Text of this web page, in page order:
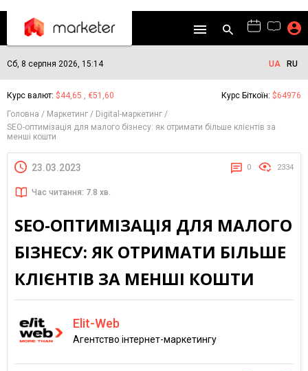
Сб, 8 серпня 2026, 15:14 UA RU
Курс валют: $44,65 , €51,60 Курс Біткоїн: $64976
Головна
Маркетинг
Digital-маркетинг
SEO-оптимізація для малого бізнесу: як отримати більше клієнтів за
менші кошти
23.03.2023 0 2334
Час читання: 7.8 хв.
SEO-ОПТИМІЗАЦІЯ ДЛЯ МАЛОГО
БІЗНЕСУ: ЯК ОТРИМАТИ БІЛЬШЕ
КЛІЄНТІВ ЗА МЕНШІ КОШТИ
Elit-Web
Агентство інтернет-маркетингу